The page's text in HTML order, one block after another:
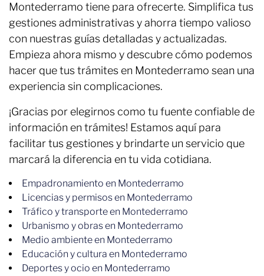
Montederramo tiene para ofrecerte. Simplifica tus
gestiones administrativas y ahorra tiempo valioso
con nuestras guías detalladas y actualizadas.
Empieza ahora mismo y descubre cómo podemos
hacer que tus trámites en Montederramo sean una
experiencia sin complicaciones.
¡Gracias por elegirnos como tu fuente confiable de
información en trámites! Estamos aquí para
facilitar tus gestiones y brindarte un servicio que
marcará la diferencia en tu vida cotidiana.
Empadronamiento en Montederramo
Licencias y permisos en Montederramo
Tráfico y transporte en Montederramo
Urbanismo y obras en Montederramo
Medio ambiente en Montederramo
Educación y cultura en Montederramo
Deportes y ocio en Montederramo